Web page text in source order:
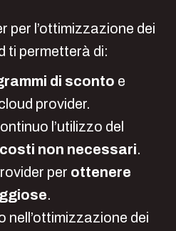
per l’ottimizzazione dei
ti permetterà di:
di sconto e
provider.
l’utilizzo del
non necessari.
per ottenere
.
nell’ottimizzazione dei